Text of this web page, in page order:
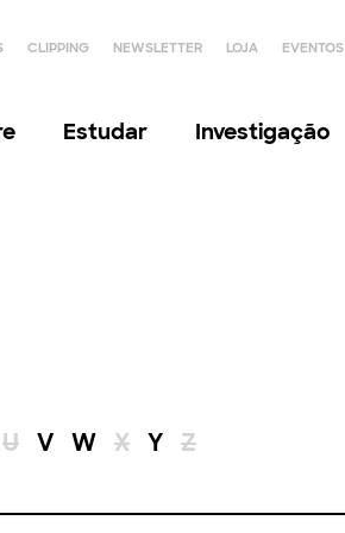
CLIPPING NEWSLETTER LOJA EVENTOS
Estudar Investigação
U V W X Y Z